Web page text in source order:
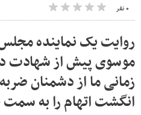
۰ نفر
روایت یک نماینده
موسوی پیش از شهادت
زمانی ما از دشمنان
انگشت اتهام را به سمت